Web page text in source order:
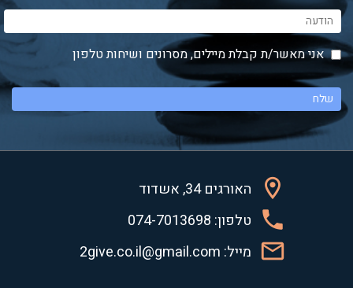
אני מאשר/ת קבלת מיילים, מסרונים ושיחות טלפון
האורגים 34, אשדוד
טלפון: 074-7013698
מייל: 2give.co.il@gmail.com